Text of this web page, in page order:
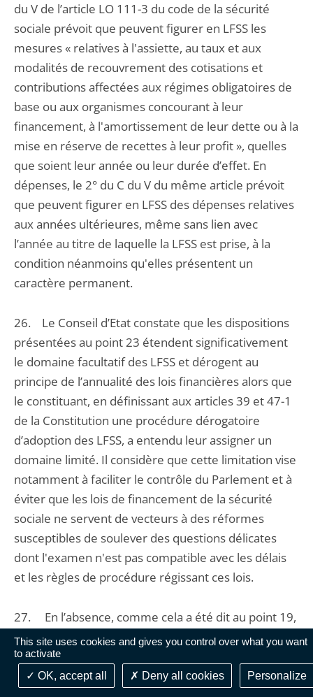
This site uses cookies and gives you control over what you want
to activate
OK, accept all
Deny all cookies Personalize
du V de l’article LO 111-3 du code de la sécurité
sociale prévoit que peuvent figurer en LFSS les
mesures « relatives à l'assiette, au taux et aux
modalités de recouvrement des cotisations et
contributions affectées aux régimes obligatoires de
base ou aux organismes concourant à leur
financement, à l'amortissement de leur dette ou à la
mise en réserve de recettes à leur profit », quelles
que soient leur année ou leur durée d’effet. En
dépenses, le 2° du C du V du même article prévoit
que peuvent figurer en LFSS des dépenses relatives
aux années ultérieures, même sans lien avec
l’année au titre de laquelle la LFSS est prise, à la
condition néanmoins qu'elles présentent un
caractère permanent.
26. Le Conseil d’Etat constate que les dispositions
présentées au point 23 étendent significativement
le domaine facultatif des LFSS et dérogent au
principe de l’annualité des lois financières alors que
le constituant, en définissant aux articles 39 et 47-1
de la Constitution une procédure dérogatoire
d’adoption des LFSS, a entendu leur assigner un
domaine limité. Il considère que cette limitation vise
notamment à faciliter le contrôle du Parlement et à
éviter que les lois de financement de la sécurité
sociale ne servent de vecteurs à des réformes
susceptibles de soulever des questions délicates
dont l'examen n'est pas compatible avec les délais
et les règles de procédure régissant ces lois.
27. En l’absence, comme cela a été dit au point 19,
de décisions du Conseil constitutionnel dégageant
des critères définissant le domaine facultatif des
LFSS, le Conseil d’Etat estime en conséquence